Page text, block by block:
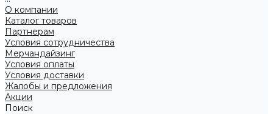
О компании
Каталог товаров
Партнерам
Условия сотрудничества
Мерчандайзинг
Условия оплаты
Условия доставки
Жалобы и предложения
Акции
Поиск